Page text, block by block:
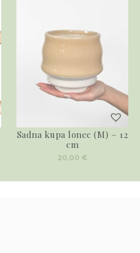
Sadna kupa lonec (M) – 12
cm
20,00 €